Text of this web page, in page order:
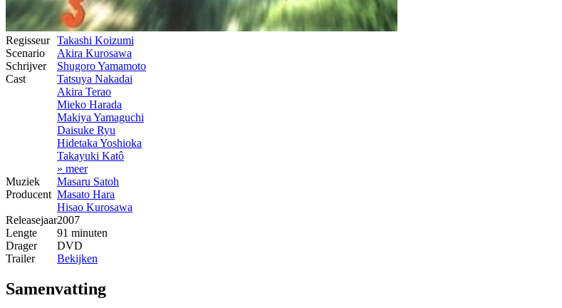
Regisseur Takashi Koizumi
Scenario
Akira Kurosawa
Schrijver
Shugoro Yamamoto
Cast
Tatsuya Nakadai
Akira Terao
Mieko Harada
Makiya Yamaguchi
Daisuke Ryu
Hidetaka Yoshioka
Takayuki Katô
» meer
Muziek
Masaru Satoh
Producent Masato Hara
Hisao Kurosawa
Releasejaar2007
Lengte
91 minuten
Drager
DVD
Trailer
Bekijken
Samenvatting